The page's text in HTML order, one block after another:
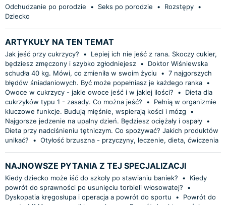
Odchudzanie po porodzie • Seks po porodzie • Rozstępy •
Dziecko
ARTYKUŁY NA TEN TEMAT
Jak jeść przy cukrzycy? •
Lepiej ich nie jeść z rana. Skoczy cukier,
będziesz zmęczony i szybko zgłodniejesz •
Doktor Wiśniewska
schudła 40 kg. Mówi, co zmieniła w swoim życiu
• 7 najgorszych
błędów śniadaniowych. Być może popełniasz je każdego ranka •
Owoce w cukrzycy - jakie owoce jeść i w jakiej ilości?
•
Dieta dla
cukrzyków typu 1 - zasady. Co można jeść?
•
Pełnią w organizmie
kluczowe funkcje. Budują mięśnie, wspierają kości i mózg
•
Najgorsze jedzenie na upalny dzień. Będziesz ociężały i ospały •
Dieta przy nadciśnieniu tętniczym. Co spożywać? Jakich produktów
unikać?
• Otyłość brzuszna - przyczyny, leczenie, dieta, ćwiczenia
NAJNOWSZE PYTANIA Z TEJ SPECJALIZACJI
Kiedy dziecko może iść do szkoły po stawianiu baniek? •
Kiedy
powrót do sprawności po usunięciu torbieli włosowatej?
•
Dyskopatia kręgosłupa i operacja a powrót do sportu
•
Powrót do